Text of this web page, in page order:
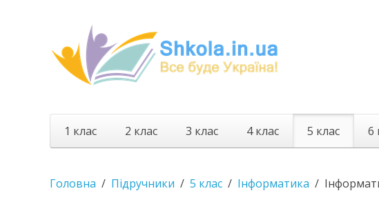
1 клас 2 клас 3 клас 4 клас 5 клас 6
Головна Підручники 5 клас Інформатика